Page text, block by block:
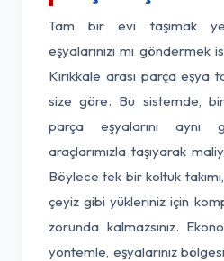
Tam bir evi taşımak
eşyalarınızı mı
Kırıkkale arası parça eşya
size göre. Bu sistemde,
parça eşyalarını aynı
araçlarımızla taşıyarak
Böylece tek bir koltuk
çeyiz gibi yükleriniz için
zorunda kalmazsınız.
yöntemle, eşyalarınız